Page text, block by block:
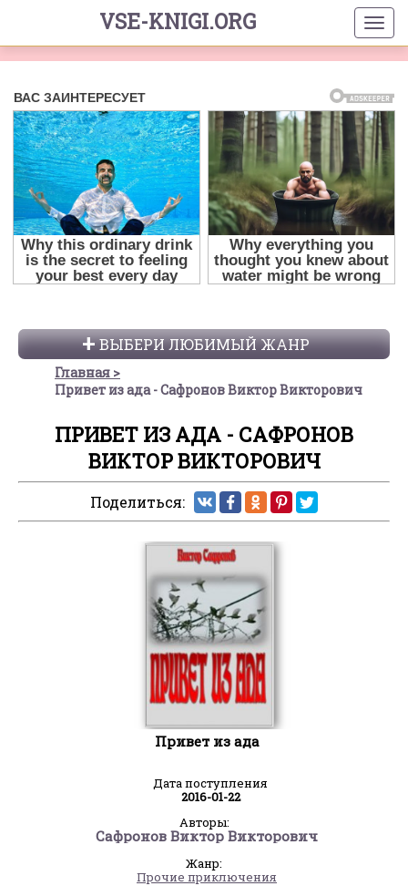
VSE-KNIGI.ORG
ВЫБЕРИ ЛЮБИМЫЙ ЖАНР
Главная
Привет из ада - Сафронов Виктор Викторович
ПРИВЕТ ИЗ АДА - САФРОНОВ
ВИКТОР ВИКТОРОВИЧ
Поделиться:
Привет из ада
Дата поступления
2016-01-22
Авторы:
Сафронов Виктор Викторович
Жанр:
Прочие приключения